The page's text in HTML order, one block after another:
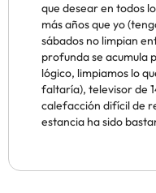
que desear en todos
más años que yo
sábados no limpian
profunda se acumula
lógico, limpiamos lo
faltaría), televisor de
calefacción difícil de
estancia ha sido